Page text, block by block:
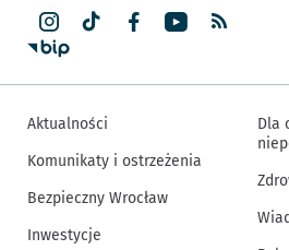
Aktualności
Komunikaty i ostrzeżenia
Bezpieczny Wrocław
Inwestycje
Dla